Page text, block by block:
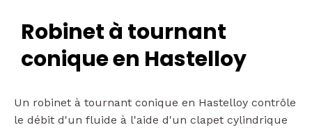
Robinet à tournant
conique en Hastelloy
Un robinet à tournant conique en Hastelloy contrôle
le débit d'un fluide à l'aide d'un clapet cylindrique